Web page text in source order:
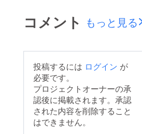
ちください！よろしく
とうございます！今回
は馬刺しリターンに関
すので少しお時間か
かってしまいそうで
す。
馬刺しリターン予定表
コメント もっと見る
投稿するには ログイン が
必要です。
プロジェクトオーナーの承
認後に掲載されます。承認
された内容を削除すること
はできません。